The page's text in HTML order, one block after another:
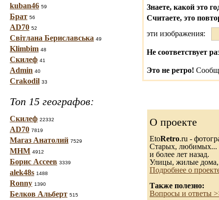
kuban46 59
Брат 56
AD70 52
Світлана Бериславська 49
Klimbim 48
Скилеф 41
Admin 40
Crakodil 33
Топ 15 географов:
Скилеф 22332
AD70 7819
Магаз Анатолий 7529
МНМ 4912
Борис Ассеев 3339
alek48s 1488
Ronny 1390
Белков Альберт 515
Знаете, какой это
Считаете, это
эти изображения:
Не соответствует
Это не ретро!
О проекте
EtoRetro.ru -
Старых, любимых...
и более лет назад.
Улицы, жилые дома,
Подробнее о
Также полезно:
Вопросы и ответы